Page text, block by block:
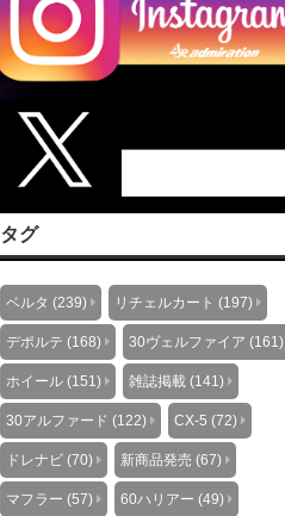
タグ
ベルタ (239) リチェルカート (197)
デポルテ (168) 30ヴェルファイア (161)
ホイール (151) 雑誌掲載 (141)
30アルファード (122) CX-5 (72)
ドレナビ (70) 新商品発売 (67)
マフラー (57) 60ハリアー (49)